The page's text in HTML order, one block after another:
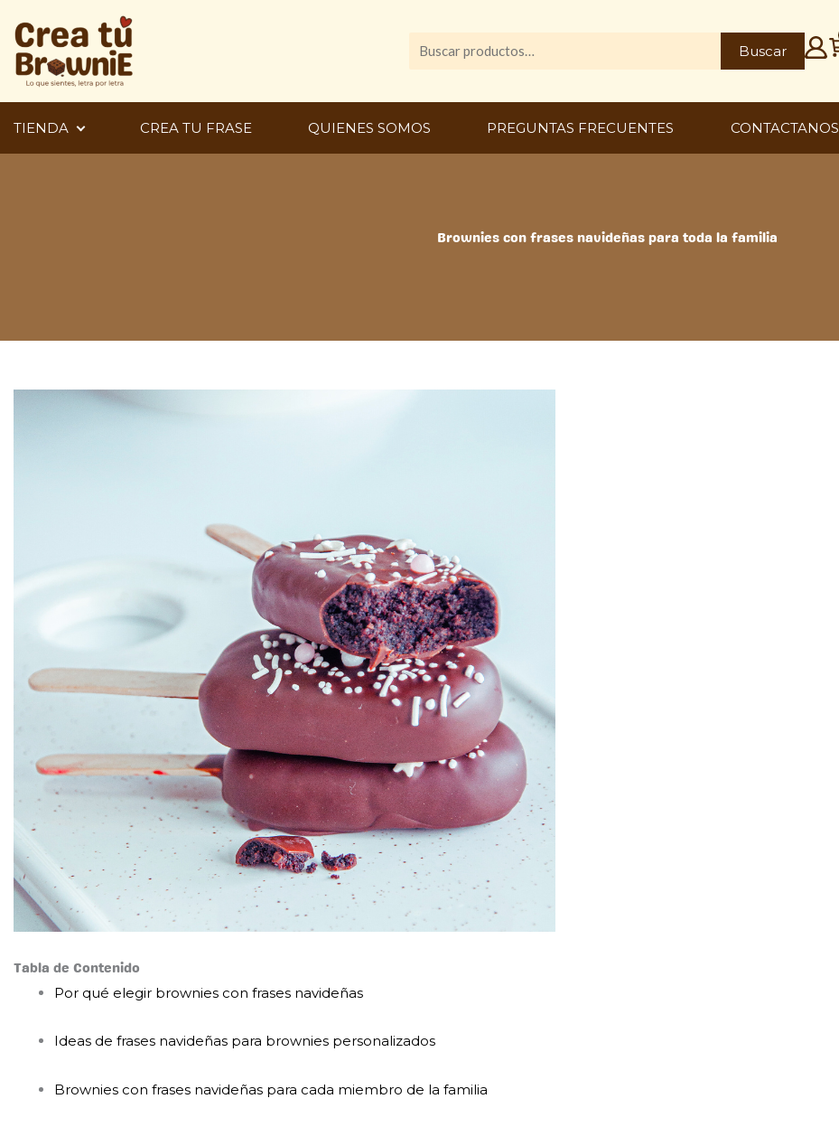
contenido
Buscar
Buscar
TIENDA CREA TU FRASE QUIENES SOMOS PREGUNTAS FRECUENTES CONTACTANOS
Brownies con frases navideñas para toda la familia
Tabla de Contenido
Por qué elegir brownies con frases navideñas
Ideas de frases navideñas para brownies personalizados
Brownies con frases navideñas para cada miembro de la familia